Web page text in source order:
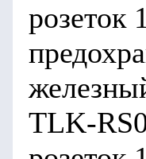
розеток
TLK-